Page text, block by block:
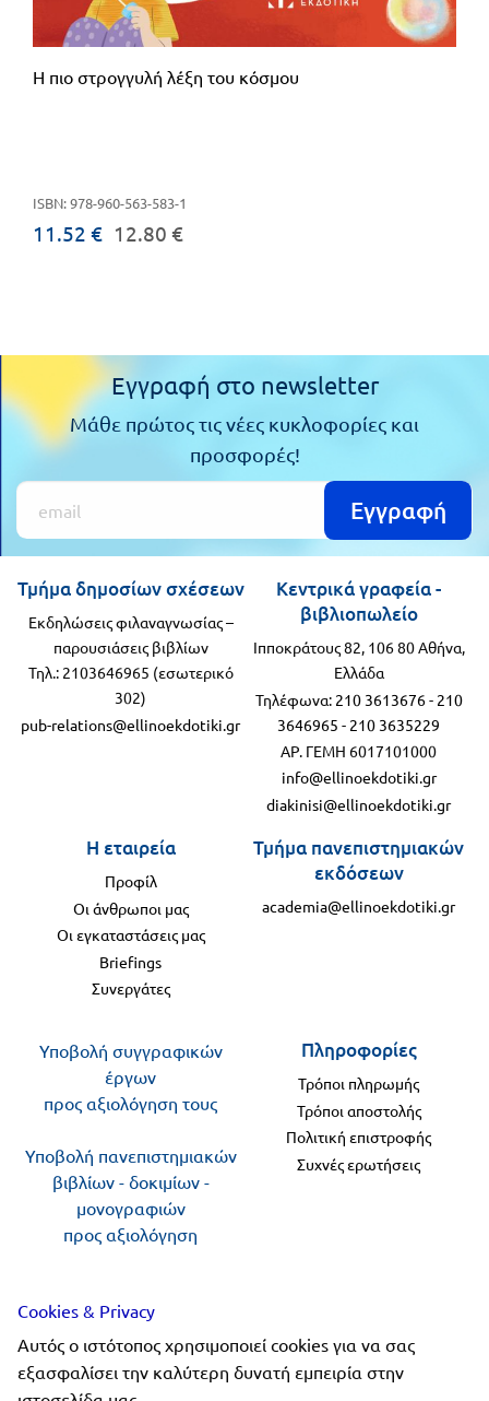
Η πιο στρογγυλή λέξη του κόσμου
ISBN: 978-960-563-583-1
11.52 € 12.80 €
Εγγραφή στο newsletter
Μάθε πρώτος τις νέες κυκλοφορίες και
προσφορές!
Εγγραφή
Κεντρικά γραφεία -
βιβλιοπωλείο
Ιπποκράτους 82, 106 80 Αθήνα,
Ελλάδα
Τηλέφωνα: 210 3613676- 210
3646965 - 210 3635229
ΑΡ. ΓΕΜΗ 6017101000
info@ellinoekdotiki.gr
diakinisi@ellinoekdotiki.gr
Η εταιρεία
Προφίλ
Οι άνθρωποι μας
Οι εγκαταστάσεις μας
Briefings
Συνεργάτες
Τμήμα δημοσίων σχέσεων
Εκδηλώσεις φιλαναγνωσίας –
παρουσιάσεις βιβλίων
Τηλ.: 2103646965 (εσωτερικό
302)
pub-relations@ellinoekdotiki.gr
Τμήμα πανεπιστημιακών
εκδόσεων
academia@ellinoekdotiki.gr
Πληροφορίες
Τρόποι πληρωμής
Τρόποι αποστολής
Πολιτική επιστροφής
Συχνές ερωτήσεις
Υποβολή συγγραφικών
έργων
προς αξιολόγηση τους
Υποβολή πανεπιστημιακών
βιβλίων - δοκιμίων -
μονογραφιών
προς αξιολόγηση
Cookies & Privacy
Αυτός ο ιστότοπος χρησιμοποιεί cookies για να σας
εξασφαλίσει την καλύτερη δυνατή εμπειρία στην